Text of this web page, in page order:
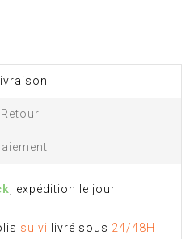
Retour
, expédition le jour
suivi livré sous 24/48H